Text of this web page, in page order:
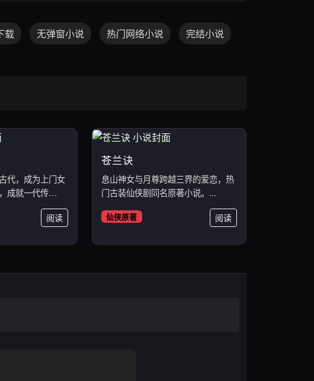
载 无弹窗小说 热门网络小说 完结小说
代，成为上门女
成就一代传
阅读
苍兰诀
息山神女与月尊跨越三界的爱恋，热
门古装仙侠剧同名原著小说。...
仙侠原著 阅读